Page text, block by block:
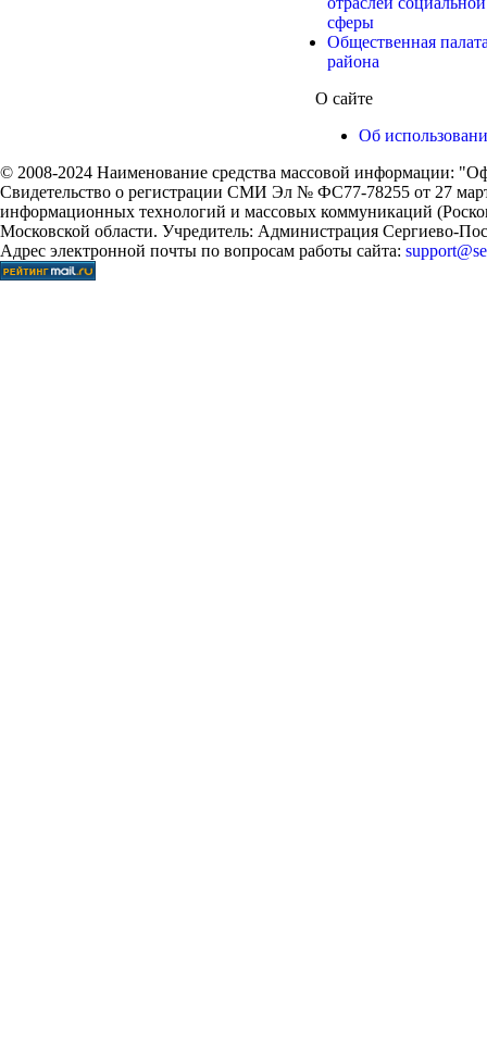
сферы
Общественная
района
О сайте
Об
© 2008-2024 Наименование средства массовой информации:
Свидетельство о регистрации СМИ Эл № ФС77-78255 от 27
информационных технологий и массовых коммуникаций
Московской области. Учредитель: Администрация Сергиево-
Адрес электронной почты по вопросам работы сайта: